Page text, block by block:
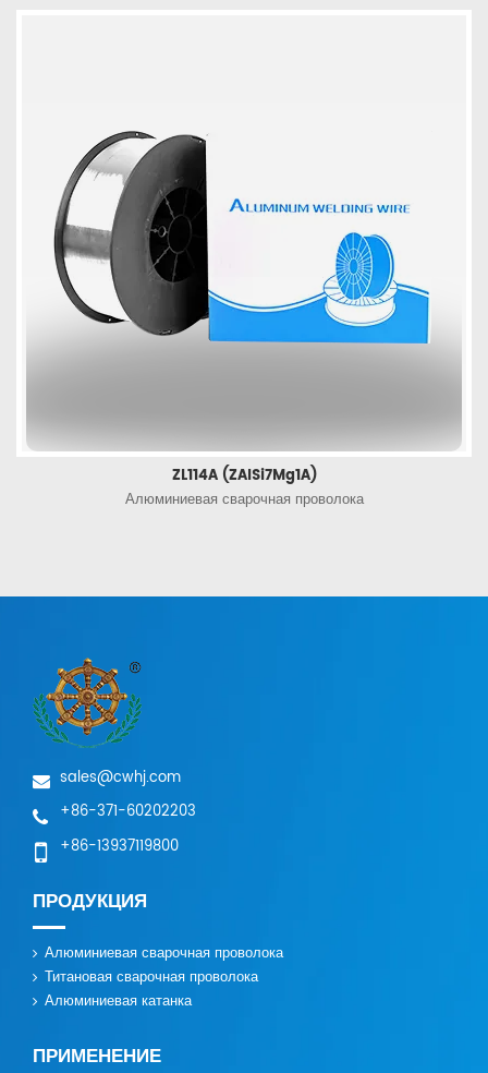
ZL114A (ZAlSi7Mg1A)
Алюминиевая сварочная проволока
sales@cwhj.com
+86-371-60202203
+86-13937119800
ПРОДУКЦИЯ
Алюминиевая сварочная проволока
Титановая сварочная проволока
Алюминиевая катанка
ПРИМЕНЕНИЕ